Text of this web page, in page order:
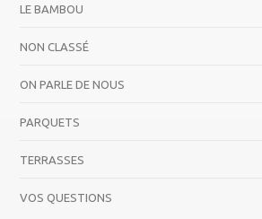
LE BAMBOU
NON CLASSÉ
ON PARLE DE NOUS
PARQUETS
TERRASSES
VOS QUESTIONS